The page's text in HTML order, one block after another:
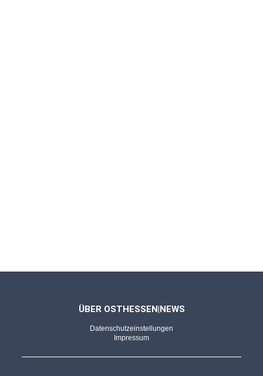
BAD VILBEL - 23.06.2025
Fröhliche Stimmung trotz der Hitze: Festzug
ÜBER OSTHESSEN|NEWS
Datenschutzeinstellungen
Impressum